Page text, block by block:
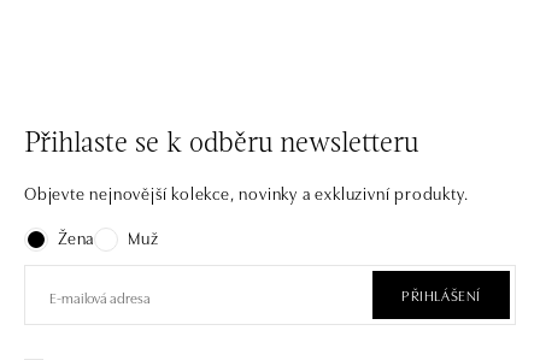
Přihlaste se k odběru newsletteru
Objevte nejnovější kolekce, novinky a exkluzivní produkty.
Žena
Muž
PŘIHLÁŠENÍ